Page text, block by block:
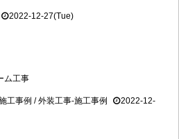
2022-12-27(Tue)
ム工事
工事例 /外装工事-施工事例
2022-12-